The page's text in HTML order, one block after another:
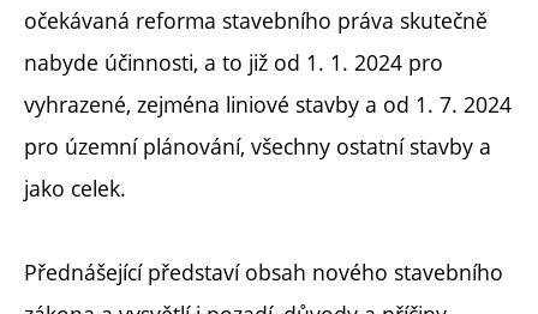
očekávaná reforma stavebního práva skutečně
nabyde účinnosti, a to již od 1. 1. 2024 pro
vyhrazené, zejména liniové stavby a od 1. 7. 2024
pro územní plánování, všechny ostatní stavby a
jako celek.
Přednášející představí obsah nového stavebního